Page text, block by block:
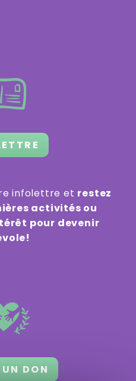
infolettre et restez
activités ou
pour devenir
DON